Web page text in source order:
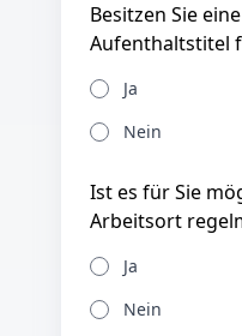
Besitzen Sie
Aufenthaltstitel
Ja
Nein
Ist es für Sie
Arbeitsort
Ja
Nein